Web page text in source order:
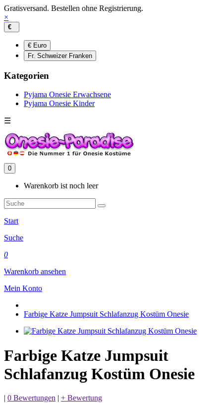
Gratisversand. Bestellen ohne Registrierung.
×
€
€ Euro
Fr. Schweizer Franken
Kategorien
Pyjama Onesie Erwachsene
Pyjama Onesie Kinder
☰
0
Warenkorb ist noch leer
Start
Suche
0
Warenkorb ansehen
Mein Konto
Farbige Katze Jumpsuit Schlafanzug Kostüm Onesie
Farbige Katze Jumpsuit
Schlafanzug Kostüm Onesie
| 0 Bewertungen | + Bewertung